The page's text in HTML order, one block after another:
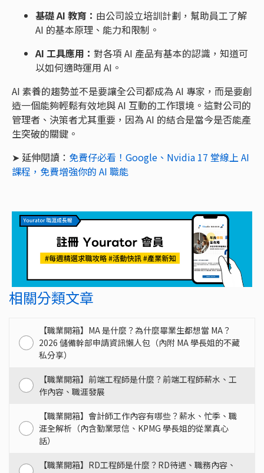
基礎 AI 教育： 由公司設立培訓計劃，幫助員工了解
AI 的基本原理、能力和限制。
AI 工具應用： 對各項 AI 產品有基本的認識，知道可
以如何適時運用 AI。
AI 素養的趨勢並不是要讓全公司都成為 AI 專家，而是要創
造一個能夠輕鬆有效地與 AI 互動的工作環境。這對公司的
管理者、決策者尤其重要，因為 AI 的結合是當今是否能產
生突破的關鍵。
➤ 延伸閱讀： 免費仔必看！Google、Nvidia 17 堂線上 AI
課程，免費增強你的 AI 職能
相關分類文章
【職業開箱】MA 是什麼？為什麼畢業生都想當 MA？
2026 儲備幹部申請資訊懶人包（內附 MA 學長姐的不藏
私分享）
【職業開箱】前端工程師是什麼？前端工程師薪水、工
作內容、職涯發展
【職業開箱】會計師工作內容有哪些？薪水、忙季、職
涯全解析（內含勤業眾信、KPMG 學長姐的從業真心
話）
【職業開箱】RD工程師是什麼？RD待遇、職務內容、